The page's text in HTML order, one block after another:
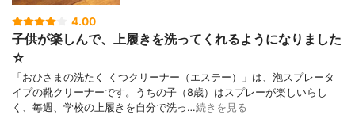
4.00
子供が楽しんで、上履きを洗ってくれるようになりました
☆
「おひさまの洗たく くつクリーナー（エステー）」は、泡スプレータ
イプの靴クリーナーです。うちの子（8歳）はスプレーが楽しいらし
く、毎週、学校の上履きを自分で洗っ…続きを見る